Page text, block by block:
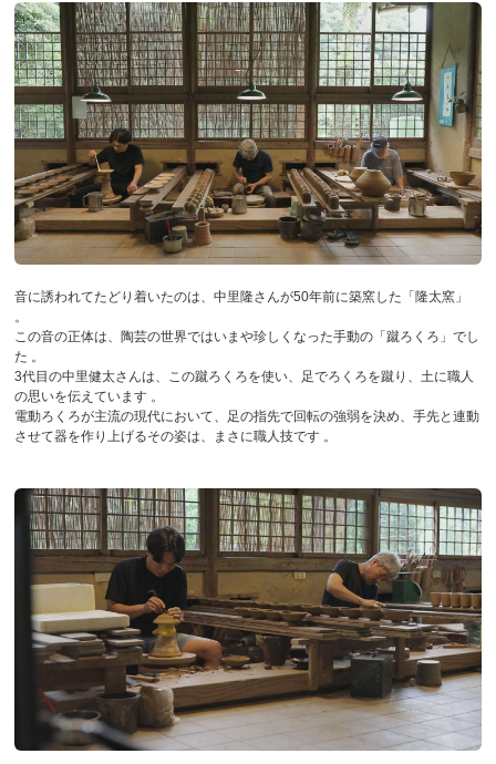
音に誘われてたどり着いたのは、中里隆さんが50年前に築窯した「隆太窯」
。
この音の正体は、陶芸の世界ではいまや珍しくなった手動の「蹴ろくろ」でし
た 。
3代目の中里健太さんは、この蹴ろくろを使い、足でろくろを蹴り、土に職人
の思いを伝えています 。
電動ろくろが主流の現代において、足の指先で回転の強弱を決め、手先と連動
させて器を作り上げるその姿は、まさに職人技です 。